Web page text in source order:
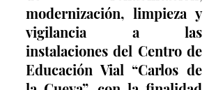
modernización, limpieza y
vigilancia a las
instalaciones del Centro de
Educación Vial “Carlos de